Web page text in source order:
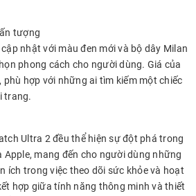
tượng
nhật với màu đen mới và bộ dây Milan
phong cách cho người dùng. Giá của
phù hợp với những ai tìm kiếm một chiếc
trang.
Ultra 2 đều thể hiện sự đột phá trong
Apple, mang đến cho người dùng những
ích trong việc theo dõi sức khỏe và hoạt
hợp giữa tính năng thông minh và thiết